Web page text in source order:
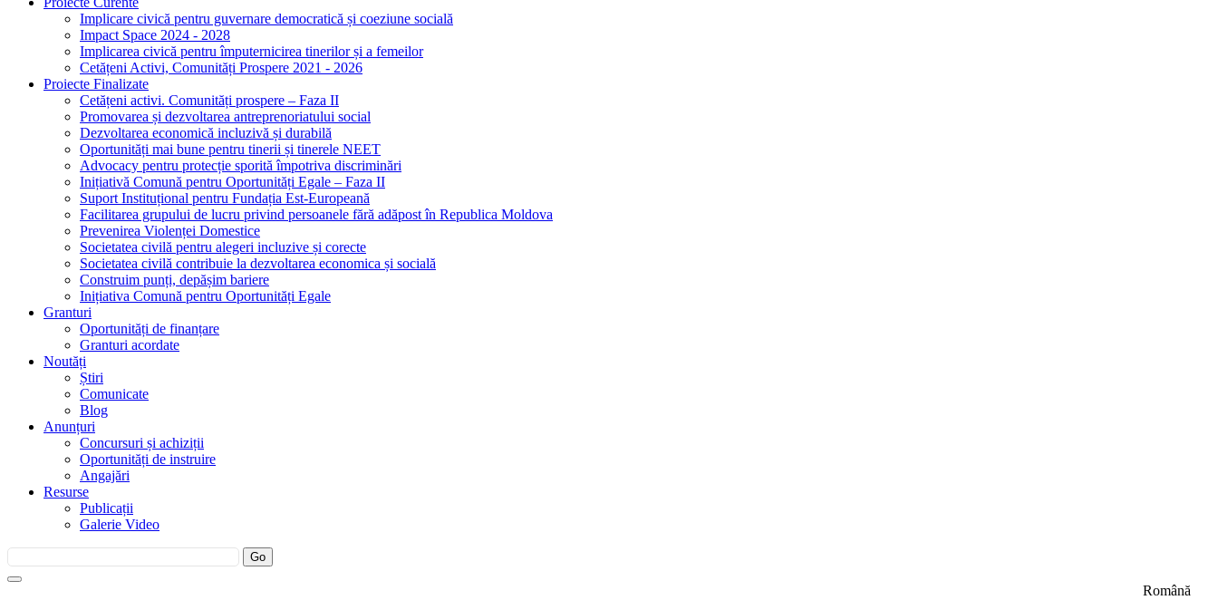
Implicare civică pentru guvernare democratică și coeziune socială
Impact Space 2024 - 2028
Implicarea civică pentru împuternicirea tinerilor și a femeilor
Cetățeni Activi, Comunități Prospere 2021 - 2026
Proiecte Finalizate
Cetățeni activi. Comunități prospere – Faza II
Promovarea și dezvoltarea antreprenoriatului social
Dezvoltarea economică incluzivă și durabilă
Oportunități mai bune pentru tinerii și tinerele NEET
Advocacy pentru protecție sporită împotriva discriminări
Inițiativă Comună pentru Oportunități Egale – Faza II
Suport Instituțional pentru Fundația Est-Europeană
Facilitarea grupului de lucru privind persoanele fără adăpost în Republica Moldova
Prevenirea Violenței Domestice
Societatea civilă pentru alegeri incluzive și corecte
Societatea civilă contribuie la dezvoltarea economica și socială
Construim punți, depășim bariere
Inițiativa Comună pentru Oportunități Egale
Granturi
Oportunități de finanțare
Granturi acordate
Noutăți
Știri
Comunicate
Blog
Anunțuri
Concursuri și achiziții
Oportunități de instruire
Angajări
Resurse
Publicații
Galerie Video
Română